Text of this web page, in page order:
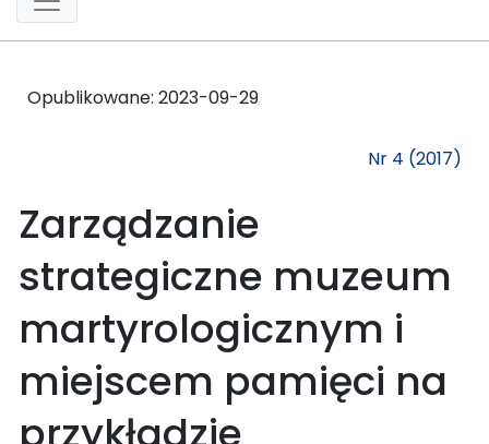
Opublikowane: 2023-09-29
Nr 4 (2017)
Zarządzanie
strategiczne muzeum
martyrologicznym i
miejscem pamięci na